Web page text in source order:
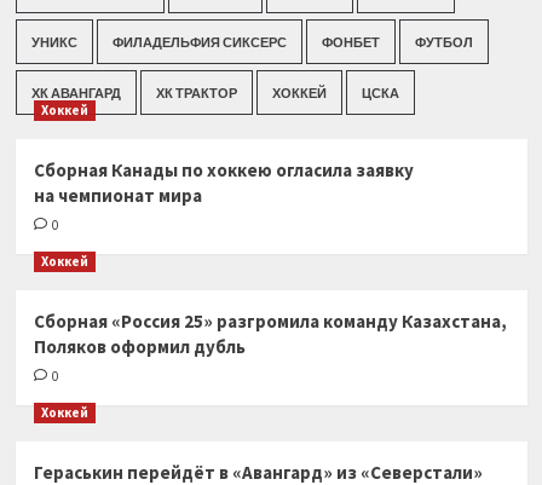
УНИКС ФИЛАДЕЛЬФИЯ СИКСЕРС ФОНБЕТ ФУТБОЛ
ХК АВАНГАРД ХК ТРАКТОР ХОККЕЙ ЦСКА
Хоккей
Сборная Канады по хоккею огласила заявку
на чемпионат мира
0
Хоккей
Сборная «Россия 25» разгромила команду Казахстана,
Поляков оформил дубль
0
Хоккей
Гераськин перейдёт в «Авангард» из «Северстали»